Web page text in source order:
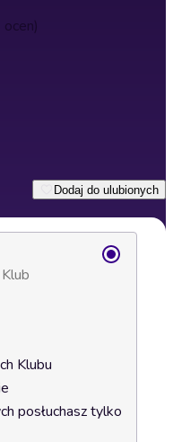
ocen)
Dodaj do ulubionych
Klubu
posłuchasz tylko